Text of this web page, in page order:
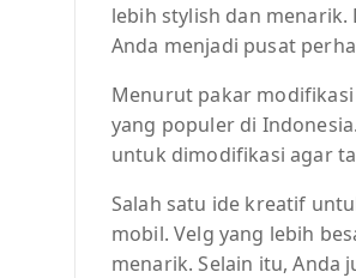
lebih stylish dan
Anda menjadi pusat
Menurut pakar
yang populer di
untuk dimodifikasi agar
Salah satu ide kreatif
mobil. Velg yang lebih
menarik. Selain itu, Anda